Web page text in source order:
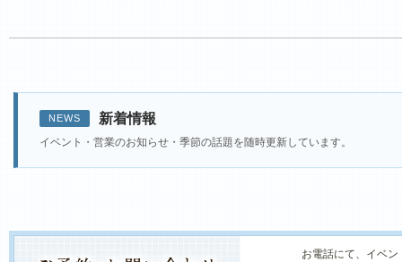
NEWS 新着情報
イベント・営業のお知らせ・季節の話題を随時更新しています。
お電話にて、イベ